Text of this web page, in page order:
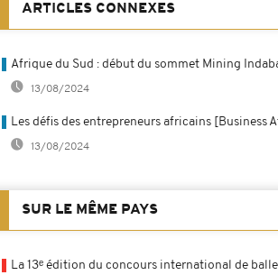
ARTICLES CONNEXES
Afrique du Sud : début du sommet Mining
13/08/2024
Les défis des entrepreneurs africains [Business
13/08/2024
SUR LE MÊME PAYS
La 13ᵉ édition du concours international de